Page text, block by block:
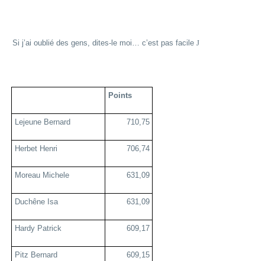
Si j’ai oublié des gens, dites-le moi… c’est pas facile J
Points
Lejeune Bernard 710,75
Herbet Henri 706,74
Moreau Michele 631,09
Duchêne Isa 631,09
Hardy Patrick 609,17
Pitz Bernard 609,15